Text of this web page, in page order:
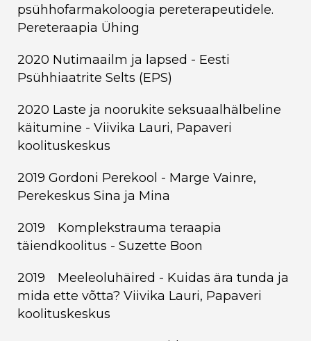
psühhofarmakoloogia pereterapeutidele.
Pereteraapia Ühing
2020 Nutimaailm ja lapsed - Eesti
Psühhiaatrite Selts (EPS)
2020 Laste ja noorukite seksuaalhälbeline
käitumine - Viivika Lauri, Papaveri
koolituskeskus
2019 Gordoni Perekool - Marge Vainre,
Perekeskus Sina ja Mina
2019 Komplekstrauma teraapia
täiendkoolitus - Suzette Boon
2019 Meeleoluhäired - Kuidas ära tunda ja
mida ette võtta? Viivika Lauri, Papaveri
koolituskeskus